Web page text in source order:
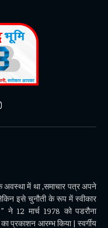
में था ,समाचार पत्र अपने
इसे चुनौती के रूप में स्वीकार
ने 12 मार्च 1978 को पडरौना
का प्रकाशन आरम्भ किया | स्वर्गीय